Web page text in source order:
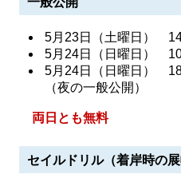
5月23日（土曜日）
5月24日（日曜日）
5月24日（日曜日）
（夜の一般公開）
両日とも無料
セイルドリル（着岸時の展